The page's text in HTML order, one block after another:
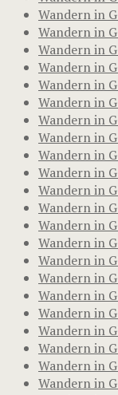
Wandern in
Wandern in
Wandern in
Wandern in
Wandern in
Wandern in
Wandern in
Wandern in
Wandern in
Wandern in
Wandern in
Wandern in
Wandern in
Wandern in
Wandern in
Wandern in
Wandern in
Wandern in
Wandern in
Wandern in
Wandern in
Wandern in